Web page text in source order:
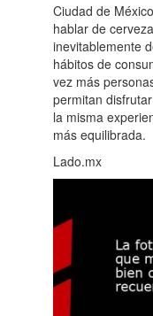
Ciudad de
hablar de
inevitablemente
hábitos de
vez más
permitan
la misma
más equilibrada.
Lado.mx